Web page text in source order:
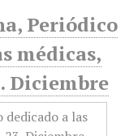
Periódico
médicas,
Diciembre